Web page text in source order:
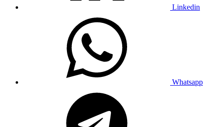
Linkedin
Whatsapp